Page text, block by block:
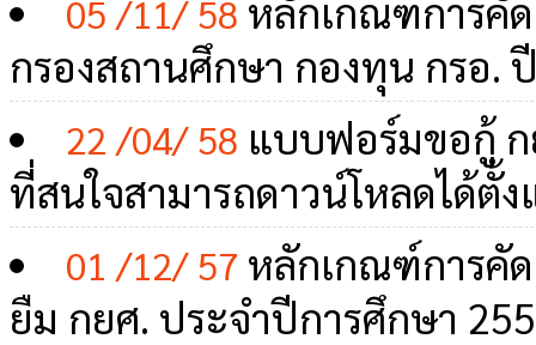
05 /11/ 58 หลักเกณฑ์การคั
กรองสถานศึกษา กองทุน กรอ.
22 /04/ 58 แบบฟอร์มขอกู้
ที่สนใจสามารถดาวน์โหลดได้ตั้
01 /12/ 57 หลักเกณฑ์การคั
ยืม กยศ. ประจำปีการศึกษา